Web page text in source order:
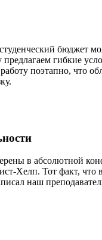
бюджет
предлагаем гибкие
поэтапно, что
в абсолютной
Хелп. Тот факт, что
наш